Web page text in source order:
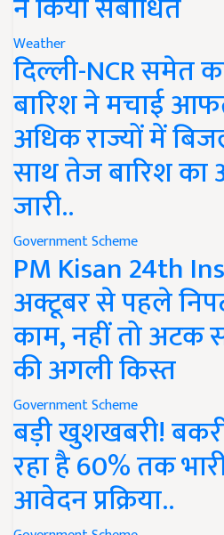
ने किया संबोधित
Weather
दिल्ली-NCR समेत
बारिश ने मचाई
अधिक राज्यों में
साथ तेज बारिश का
जारी..
Government Scheme
PM Kisan 24th
अक्टूबर से पहले
काम, नहीं तो अटक
की अगली किस्त
Government Scheme
बड़ी खुशखबरी!
रहा है 60% तक
आवेदन प्रक्रिया..